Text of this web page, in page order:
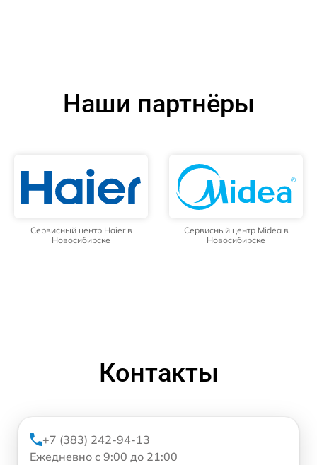
Наши партнёры
Сервисный центр Haier в
Новосибирске
Сервисный центр Midea в
Новосибирске
Контакты
+7 (383) 242-94-13
Ежедневно с 9:00 до 21:00